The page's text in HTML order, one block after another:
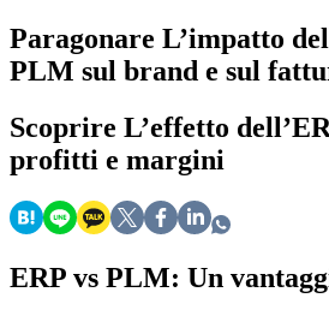
Paragonare L’impatto
PLM sul brand e sul
Scoprire L’effetto
profitti e margini
ERP vs PLM: Un